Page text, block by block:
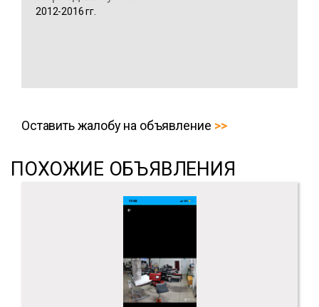
2012-2016 гг.
Оставить жалобу на объявление
ПОХОЖИЕ ОБЪЯВЛЕНИЯ